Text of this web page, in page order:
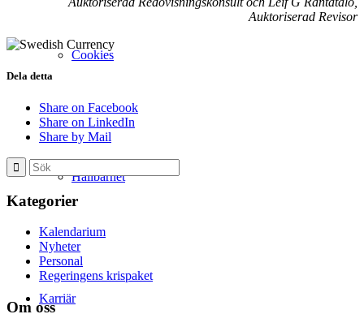
Cookies
Hållbarhet
Karriär
Auktoriserad Revisor
Dela detta
Share on Facebook
Share on LinkedIn
Share by Mail
Kategorier
Kalendarium
Nyheter
Personal
Regeringens krispaket
Om oss